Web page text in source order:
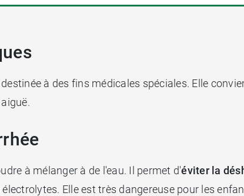
à des fins médicales spéciales. Elle
à mélanger à de l'eau. Il permet d'éviter la
Elle est très dangereuse pour les